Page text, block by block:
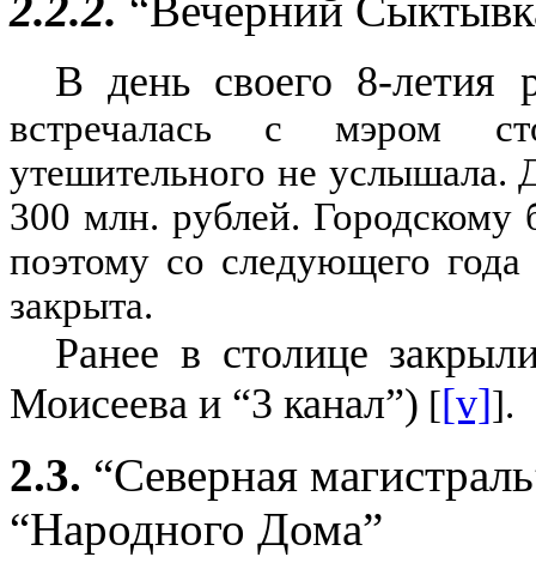
В день своего 8-летия
встречалась с мэром
утешительного не
300 млн. рублей. Городскому
поэтому со следующего
закрыта.
Ранее в столице
Моисеева и “3 канал”) [[v]].
2.3. “Северная
“Народного Дома”